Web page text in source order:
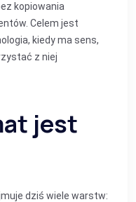
kopiowania
Celem jest
kiedy ma sens,
z niej
jest
dziś wiele warstw: